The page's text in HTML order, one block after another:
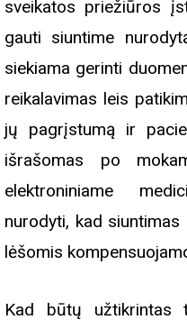
sveikatos priežiūros
gauti siuntime
siekiama gerinti
reikalavimas leis
jų pagrįstumą ir
išrašomas po
elektroniniame
nurodyti, kad
lėšomis
Kad būtų užtikrintas